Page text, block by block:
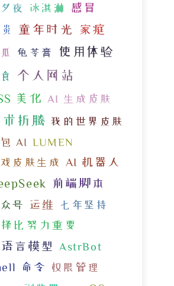
夜 冰淇淋 感冒
童年时光 家庭
龟苓膏 使用体验
个人网站
美化 AI 生成皮肤
术折腾 我的世界皮肤
AI
LUMEN
皮肤生成
AI 机器人
前端脚本
号 运维 七年坚持
比努力重要
言模型 AstrBot
命令
权限管理